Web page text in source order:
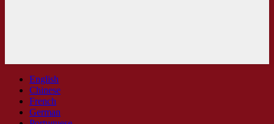
English
Chinese
French
German